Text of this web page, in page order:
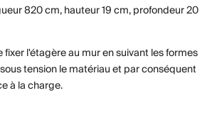
820 cm, hauteur 19 cm, profondeur 20
l'étagère au mur en suivant les formes
tension le matériau et par conséquent
à la charge.